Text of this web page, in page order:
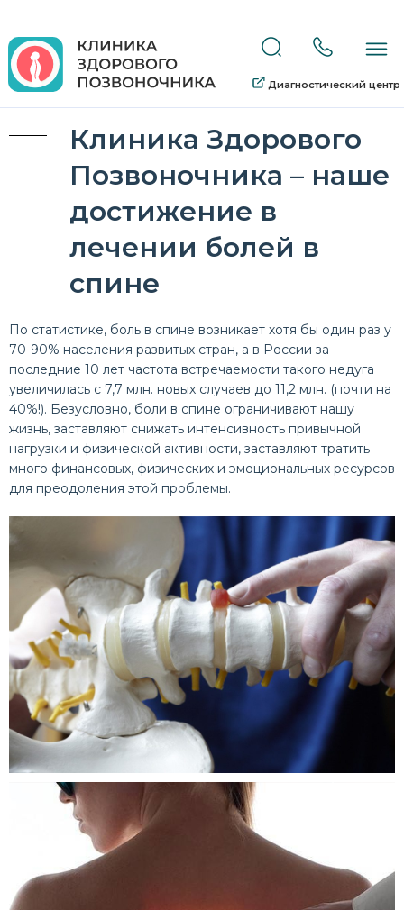
Диагностический центр
Клиника Здорового
Позвоночника – наше
достижение в
лечении болей в
спине
По статистике, боль в спине возникает хотя бы один раз у
70-90% населения развитых стран, а в России за
последние 10 лет частота встречаемости такого недуга
увеличилась с 7,7 млн. новых случаев до 11,2 млн. (почти на
40%!). Безусловно, боли в спине ограничивают нашу
жизнь, заставляют снижать интенсивность привычной
нагрузки и физической активности, заставляют тратить
много финансовых, физических и эмоциональных ресурсов
для преодоления этой проблемы.